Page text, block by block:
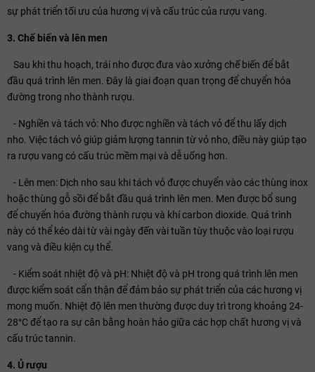
sự phát triển tối ưu của hương vị và cấu trúc của rượu vang.
3. Chế biến và lên men
Sau khi thu hoạch, trái nho được đưa vào xưởng chế biến để bắt
đầu quá trình lên men. Đây là giai đoạn quan trọng để chuyển hóa
đường trong nho thành rượu.
- Nghiền và tách vỏ: Nho được nghiền và tách vỏ để thu lấy dịch
nho. Việc tách vỏ giúp giảm lượng tannin từ vỏ nho, điều này giúp tạo
ra rượu vang có cấu trúc mềm mại và dễ uống hơn.
- Lên men: Dịch nho sau khi tách vỏ được chuyển vào các thùng inox
hoặc thùng gỗ sồi để bắt đầu quá trình lên men. Men được bổ sung
để chuyển hóa đường thành rượu và khí carbon dioxide. Quá trình
này có thể kéo dài từ vài ngày đến vài tuần tùy thuộc vào loại rượu
vang và điều kiện cụ thể.
- Kiểm soát nhiệt độ và pH: Nhiệt độ và pH trong quá trình lên men
được kiểm soát cẩn thận để đảm bảo sự phát triển của các hương vị
mong muốn. Nhiệt độ lên men thường được duy trì trong khoảng 24-
28°C để tạo ra sự cân bằng hoàn hảo giữa các hợp chất hương vị và
cấu trúc tannin.
4. Ủ rượu